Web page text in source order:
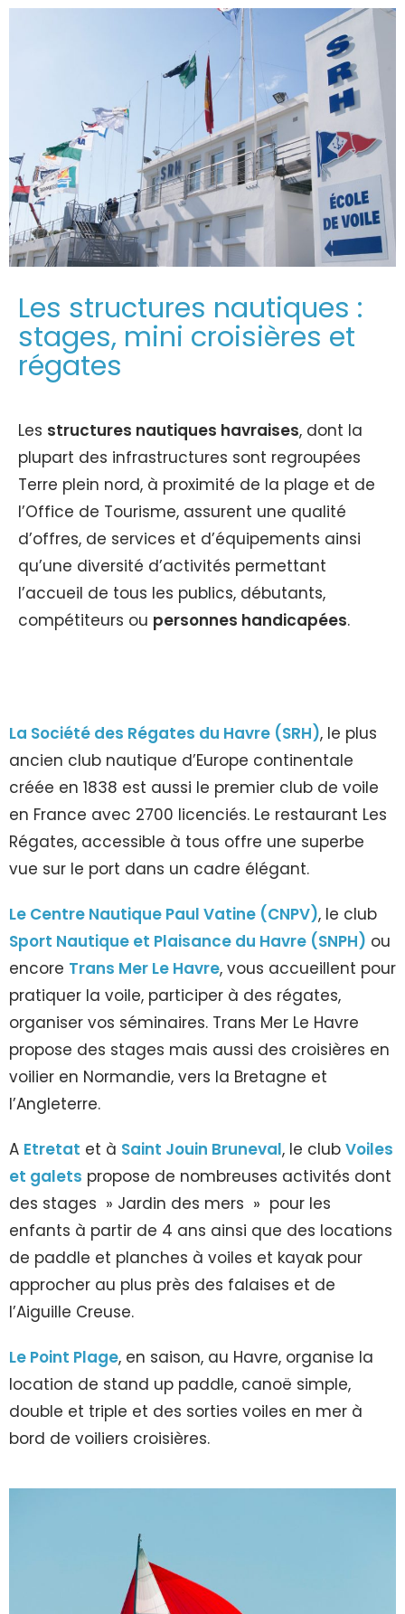
Les structures nautiques :
stages, mini croisières et
régates
Les structures nautiques havraises, dont la
plupart des infrastructures sont regroupées
Terre plein nord, à proximité de la plage et de
l’Office de Tourisme, assurent une qualité
d’offres, de services et d’équipements ainsi
qu’une diversité d’activités permettant
l’accueil de tous les publics, débutants,
compétiteurs ou personnes handicapées.
La Société des Régates du Havre (SRH), le plus
ancien club nautique d’Europe continentale
créée en 1838 est aussi le premier club de voile
en France avec 2700 licenciés. Le restaurant Les
Régates, accessible à tous offre une superbe
vue sur le port dans un cadre élégant.
Le Centre Nautique Paul Vatine (CNPV), le club
Sport Nautique et Plaisance du Havre (SNPH) ou
encore Trans Mer Le Havre, vous accueillent pour
pratiquer la voile, participer à des régates,
organiser vos séminaires. Trans Mer Le Havre
propose des stages mais aussi des croisières en
voilier en Normandie, vers la Bretagne et
l’Angleterre.
A Etretat et à Saint Jouin Bruneval, le club Voiles
et galets propose de nombreuses activités dont
des stages » Jardin des mers » pour les
enfants à partir de 4 ans ainsi que des locations
de paddle et planches à voiles et kayak pour
approcher au plus près des falaises et de
l’Aiguille Creuse.
Le Point Plage, en saison, au Havre, organise la
location de stand up paddle, canoë simple,
double et triple et des sorties voiles en mer à
bord de voiliers croisières.